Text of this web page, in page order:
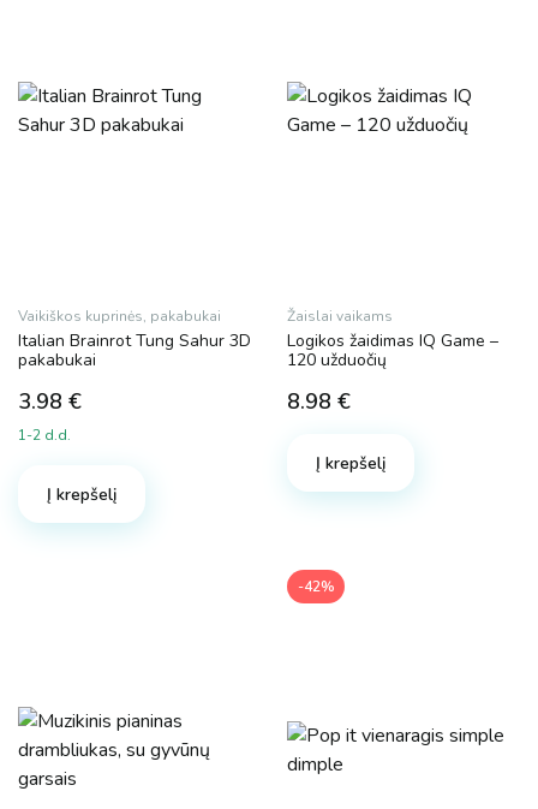
Vaikiškos kuprinės, pakabukai
Italian Brainrot Tung Sahur 3D
pakabukai
3.98 €
1-2 d.d.
Į krepšelį
Žaislai vaikams
Logikos žaidimas IQ Game –
120 užduočių
8.98 €
Į krepšelį
-42%